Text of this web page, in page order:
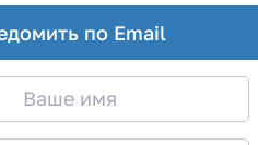
по Email